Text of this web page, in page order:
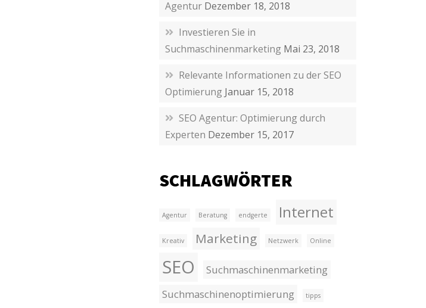
Agentur Dezember 18, 2018
Investieren Sie in
Suchmaschinenmarketing Mai 23, 2018
Relevante Informationen zu der SEO
Optimierung Januar 15, 2018
SEO Agentur: Optimierung durch
Experten Dezember 15, 2017
SCHLAGWÖRTER
Agentur Beratung endgerte Internet
Kreativ Marketing Netzwerk Online
SEO
Suchmaschinenmarketing
Suchmaschinenoptimierung
tipps